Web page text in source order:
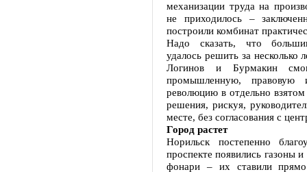
механизации труда на
не приходилось –
построили комбинат
Надо сказать, что
удалось решить за несколько
Логинов и Бурмакин
промышленную, правовую
революцию в отдельно
решения, рискуя,
месте, без согласования с
Город растет
Норильск постепенно
проспекте появились газоны
фонари – их ставили